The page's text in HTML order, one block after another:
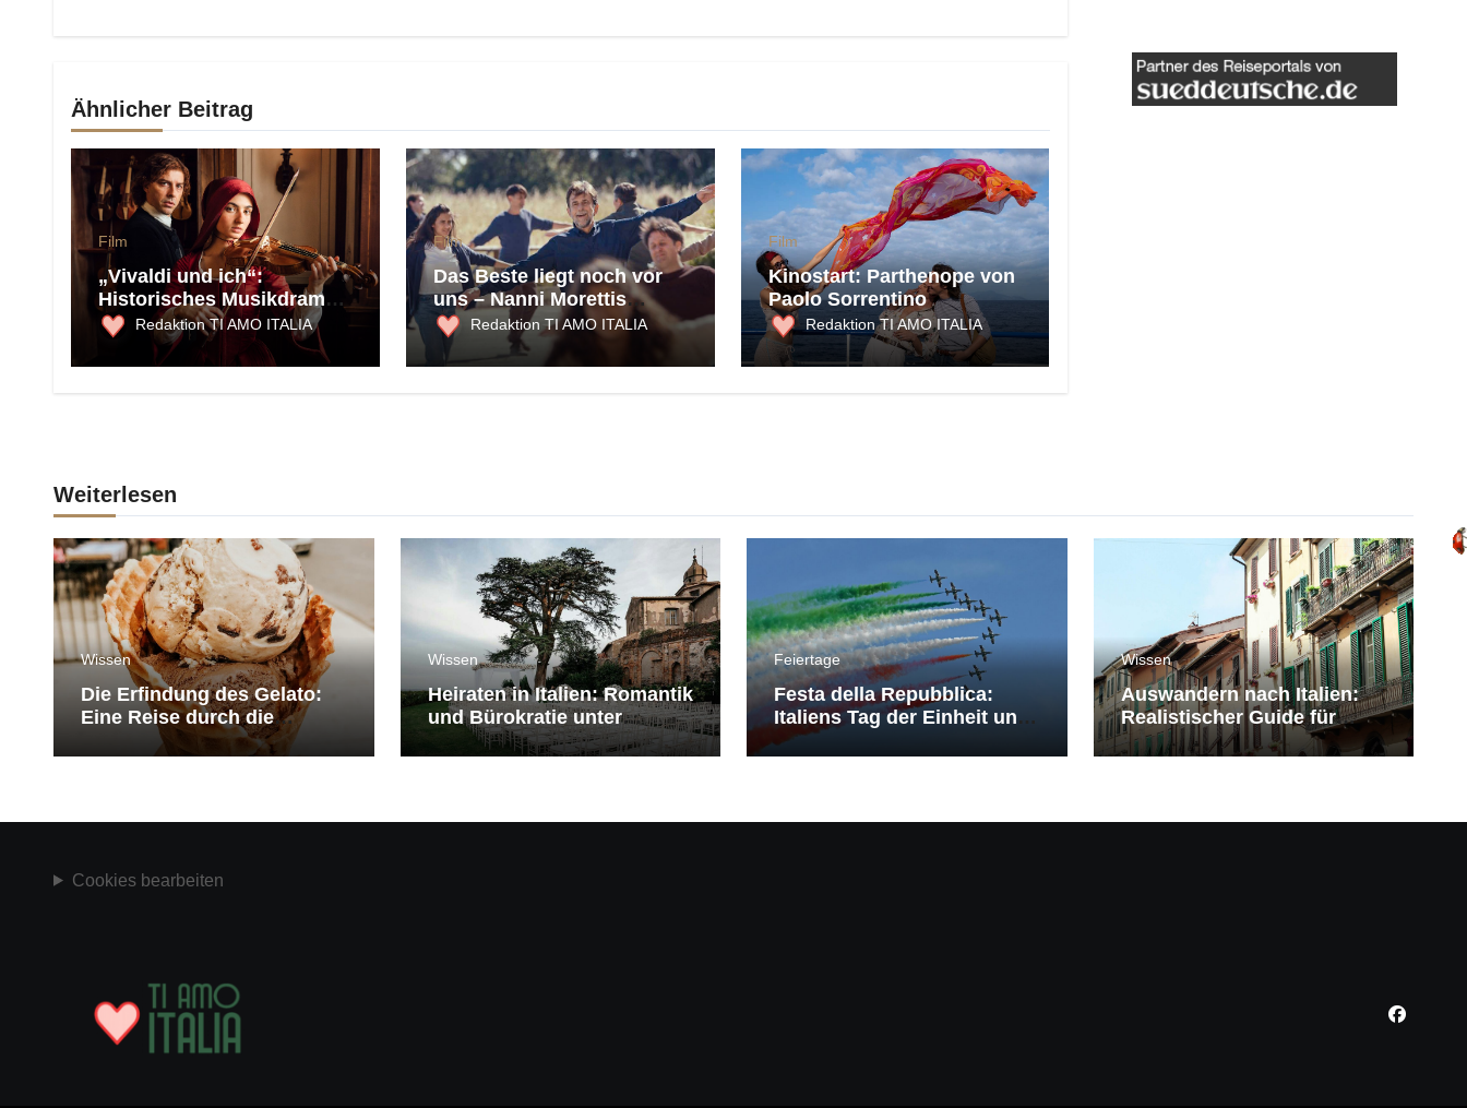
Ähnlicher Beitrag
Film
„Vivaldi und ich“:
Historisches Musikdrama
über Freiheit, Talent und
die Macht der Musik
Redaktion TI AMO ITALIA
Film
Das Beste liegt noch vor
uns – Nanni Morettis
Liebeserklärung an Kino,
Italien und die Möglichkeit
des Glücks
Redaktion TI AMO ITALIA
Film
Kinostart: Parthenope von
Paolo Sorrentino
Redaktion TI AMO ITALIA
Weiterlesen
Wissen
Die Erfindung des Gelato:
Eine Reise durch die
Geschichte der Eiscreme
Wissen
Heiraten in Italien: Romantik
und Bürokratie unter
mediterranem Himmel
Feiertage
Festa della Repubblica:
Italiens Tag der Einheit und
Freiheit
Wissen
Auswandern nach Italien:
Realistischer Guide für
Deutsche
Cookies bearbeiten